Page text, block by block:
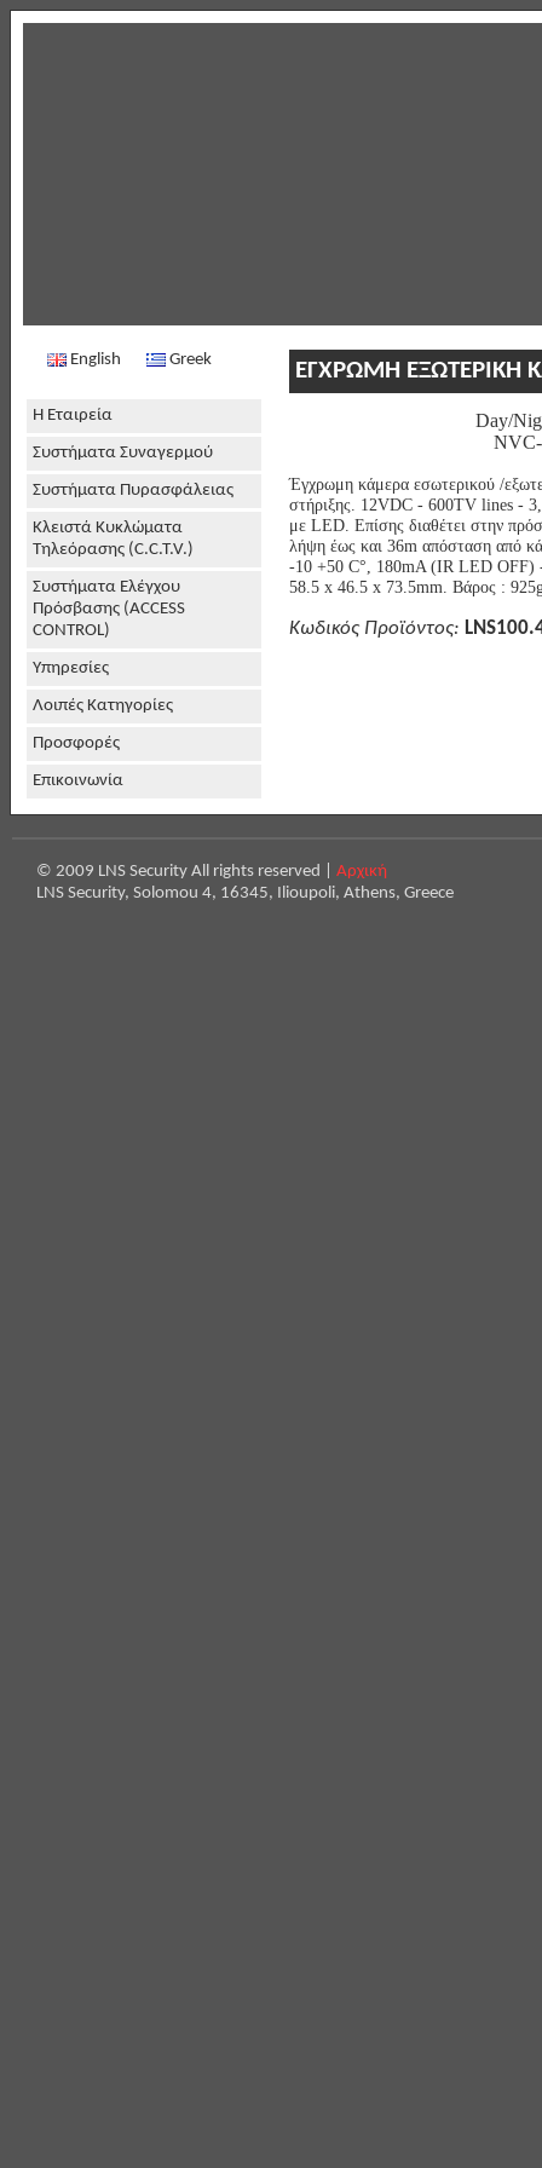
English Greek
Η Εταιρεία
Συστήματα Συναγερμού
Συστήματα Πυρασφάλειας
Κλειστά Κυκλώματα
Τηλεόρασης (C.C.T.V.)
Συστήματα Ελέγχου
Πρόσβασης (ACCESS
CONTROL)
Υπηρεσίες
Λοιπές Κατηγορίες
Προσφορές
Επικοινωνία
ΕΓΧΡΩΜΗ ΕΞΩΤΕΡΙΚΗ
Day/
Έγχρωμη κάμερα εσωτερικού /
στήριξης. 12VDC - 600TV lines -
με LED. Επίσης διαθέτει στην
λήψη έως και 36m απόσταση από
-10 +50 C°, 180mA (IR LED
58.5 x 46.5 x 73.5mm. Βάρος :
Κωδικός Προϊόντος:
© 2009 LNS Security All rights reserved | Αρχική
LNS Security, Solomou 4, 16345, Ilioupoli, Athens, Greece